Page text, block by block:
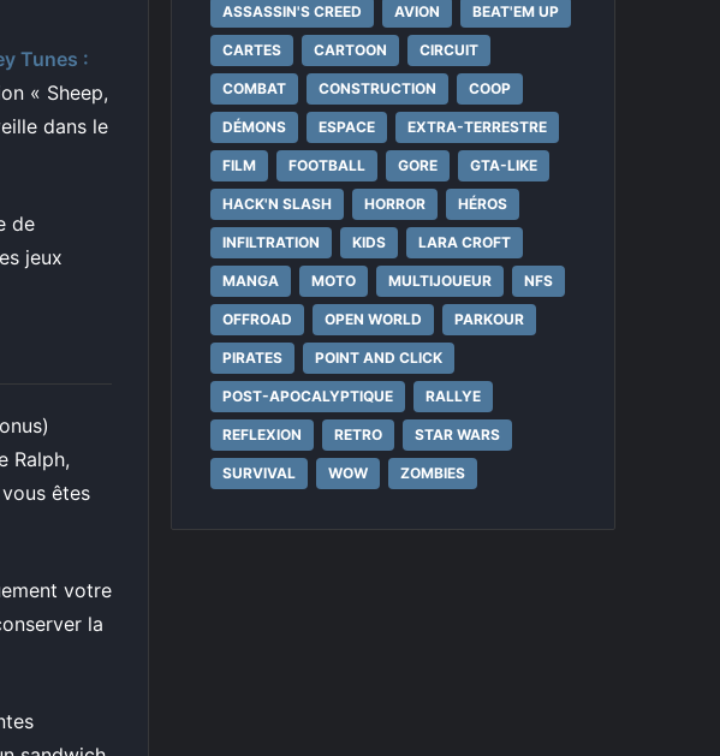
Tunes :
« Sheep,
dans le
de
jeux
Ralph,
êtes
votre
la
ASSASSIN'S CREED AVION BEAT'EM UP
CARTES CARTOON CIRCUIT
COMBAT CONSTRUCTION COOP
DÉMONS ESPACE EXTRA-TERRESTRE
FILM FOOTBALL GORE GTA-LIKE
HACK'N SLASH HORROR HÉROS
INFILTRATION KIDS LARA CROFT
MANGA MOTO MULTIJOUEUR NFS
OFFROAD OPEN WORLD PARKOUR
PIRATES POINT AND CLICK
POST-APOCALYPTIQUE RALLYE
REFLEXION RETRO STAR WARS
SURVIVAL WOW ZOMBIES